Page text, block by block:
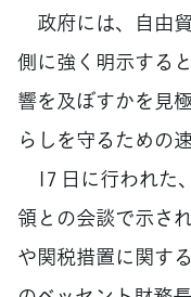
政府には、自由
側に強く明示する
響を及ぼすかを見
らしを守るための
17 日に行われた
領との会談で示さ
や関税措置に関す